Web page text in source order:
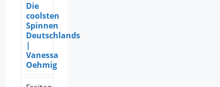
Die
coolsten
Spinnen
Deutschlands
|
Vanessa
Oehmig